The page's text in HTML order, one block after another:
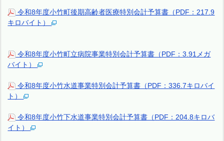
令和8年度小竹町後期高齢者医療特別会計予算書（PDF：217.9
キロバイト）
令和8年度小竹町立病院事業特別会計予算書（PDF：3.91メガ
バイト）
令和8年度小竹水道事業特別会計予算書（PDF：336.7キロバイ
ト）
令和8年度小竹下水道事業特別会計予算書（PDF：204.8キロバ
イト）